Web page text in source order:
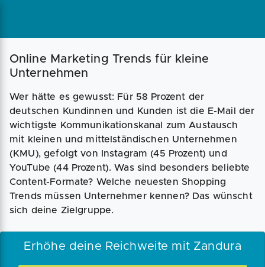
Online Marketing Trends für kleine
Unternehmen
Wer hätte es gewusst: Für 58 Prozent der
deutschen Kundinnen und Kunden ist die E-Mail der
wichtigste Kommunikationskanal zum Austausch
mit kleinen und mittelständischen Unternehmen
(KMU), gefolgt von Instagram (45 Prozent) und
YouTube (44 Prozent). Was sind besonders beliebte
Content-Formate? Welche neuesten Shopping
Trends müssen Unternehmer kennen? Das wünscht
sich deine Zielgruppe.
Erhöhe deine Reichweite mit Zandura